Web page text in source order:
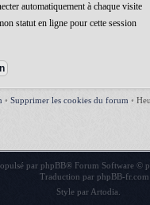
automatiquement à chaque visite
statut en ligne pour cette session
• Supprimer les cookies du forum •
par phpBB® Forum Software ©
Traduction par phpBB-fr.com
Style par Artodia